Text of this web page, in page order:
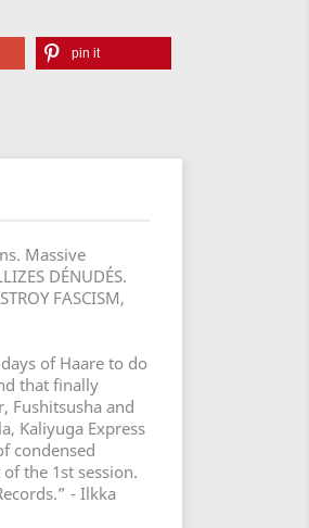
pin it
Massive
DÉNUDÉS.
FASCISM,
of Haare to do
that finally
Fushitsusha and
Kaliyuga Express
condensed
the 1st session.
- Ilkka